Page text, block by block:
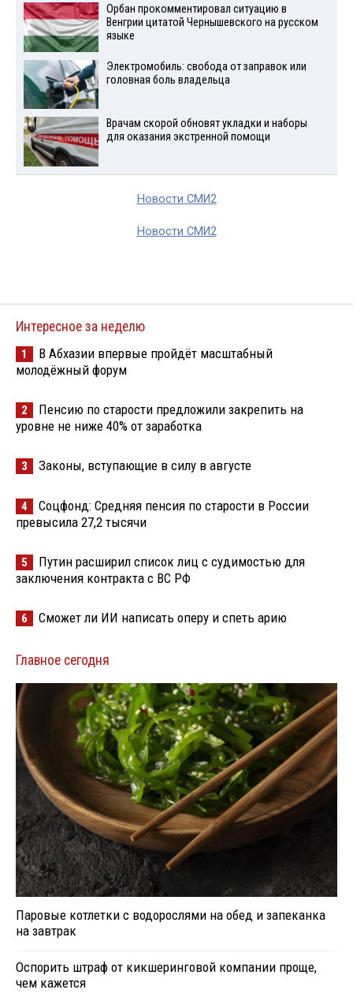
Орбан прокомментировал ситуацию в
Венгрии цитатой Чернышевского на русском
языке
Электромобиль: свобода от заправок или
головная боль владельца
Врачам скорой обновят укладки и наборы
для оказания экстренной помощи
Новости СМИ2
Новости СМИ2
Интересное за неделю
1
В Абхазии впервые пройдёт масштабный
молодёжный форум
2
Пенсию по старости предложили закрепить на
уровне не ниже 40% от заработка
3 Законы, вступающие в силу в августе
4
Соцфонд: Средняя пенсия по старости в России
превысила 27,2 тысячи
5
Путин расширил список лиц с судимостью для
заключения контракта с ВС РФ
6 Сможет ли ИИ написать оперу и спеть арию
Главное сегодня
Паровые котлетки с водорослями на обед и запеканка
на завтрак
Оспорить штраф от кикшеринговой компании проще,
чем кажется